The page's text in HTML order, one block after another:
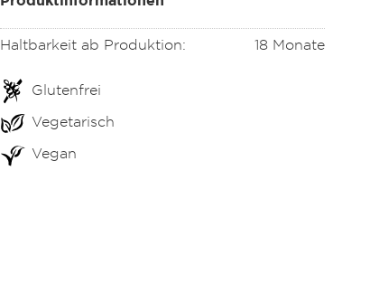
Haltbarkeit ab Produktion: 18 Monate
Glutenfrei
Vegetarisch
Vegan